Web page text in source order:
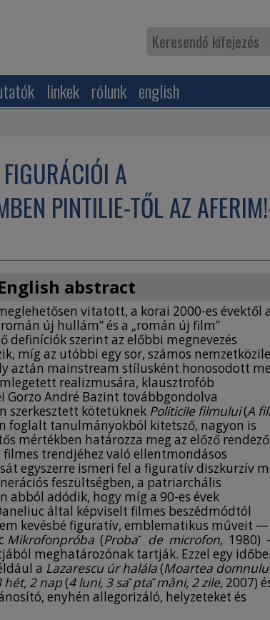
linkek rólunk english
A
PINTILIE-TŐL AZ
abstract
OF SOCIETAL CRISIS IN
COMMUNIST ROMANIAN CINEMA:
PINTILIE TO AFERIM!
the post-1989 films of Romanian director
Pintilie, painterly and sculptural
as well as miniatures become
of cultural identity inside
about a society torn between East
West. Király argues that art references are
these films from provincialism by
them into a discourse
over the loss of Western, Christian
local values, endangered or forgotten in
post-communist era. In the films under
– An Unforgettable Summer (1994),
Late (1996) and Tertium non datur (2006)
images reminding of Byzantine iconography,
with direct references and
of sculptures by Romanian-born
vitatott, a korai 2000-es évektől a
új hullám” és a „román új film”
definíciók szerint az előbbi megnevezés
míg az utóbbi egy sor, számos
aztán mainstream stílusként honosodott
realizmusára, klausztrofób
Gorzo André Bazint továbbgondolva
szerkesztett kötetüknek Politicile filmului(A
foglalt tanulmányokból kitetsző, nagyon is
mértékben határozza meg az előző
filmes trendjéhez való ellentmondásos
egyszerre ismeri fel a figuratív diszkurzív
feszültségben, a patriarchális
adódik, hogy míg a 90-es évek
által képviselt filmes beszédmódtól
kevésbé figuratív, emblematikus műveit —
Mikrofonpróba (Proba˘ de microfon, 1980)
meghatározónak tartják. Ezzel egy
a Lazarescu úr halála(Moartea
hét, 2 nap(4 luni, 3 sa˘pta˘mâni, 2 zile, 2007)
enyhén allegorizáló, helyzeteket és